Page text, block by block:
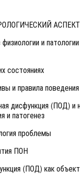
АСПЕКТ
и
состояниях
и правила
дисфункция (ПОД) и
и патогенез
проблемы
ПОН
(ПОД) как